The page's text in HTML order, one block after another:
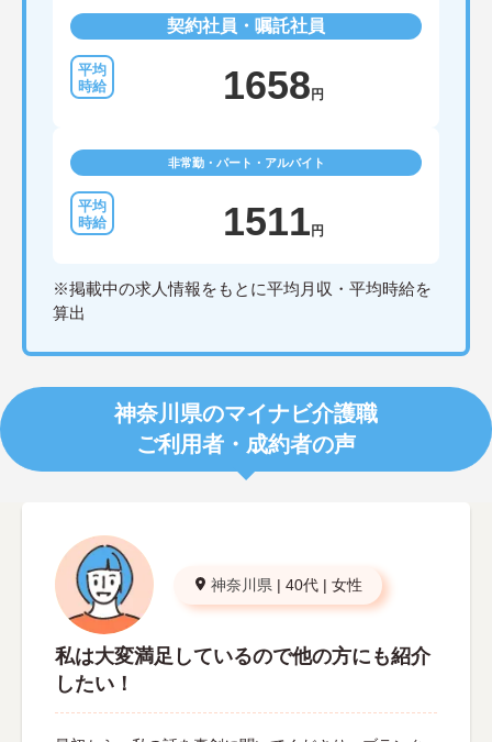
契約社員・嘱託社員
1658 円
非常勤・パート・アルバイト
1511 円
※掲載中の求人情報をもとに平均月収・平均時給を
算出
神奈川県のマイナビ介護職
ご利用者・成約者の声
神奈川県 | 40代 | 女性
私は大変満足しているので他の方にも紹介
したい！